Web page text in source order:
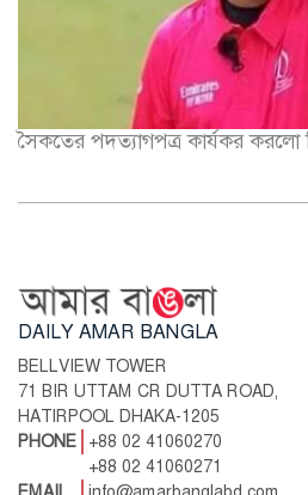
সৈকতের পদত্যাগপত্র কার্যকর করলো
DAILY AMAR BANGLA
BELLVIEW TOWER
71 BIR UTTAM CR DUTTA ROAD,
HATIRPOOL DHAKA-1205
PHONE
+88 02 41060270
+88 02 41060271